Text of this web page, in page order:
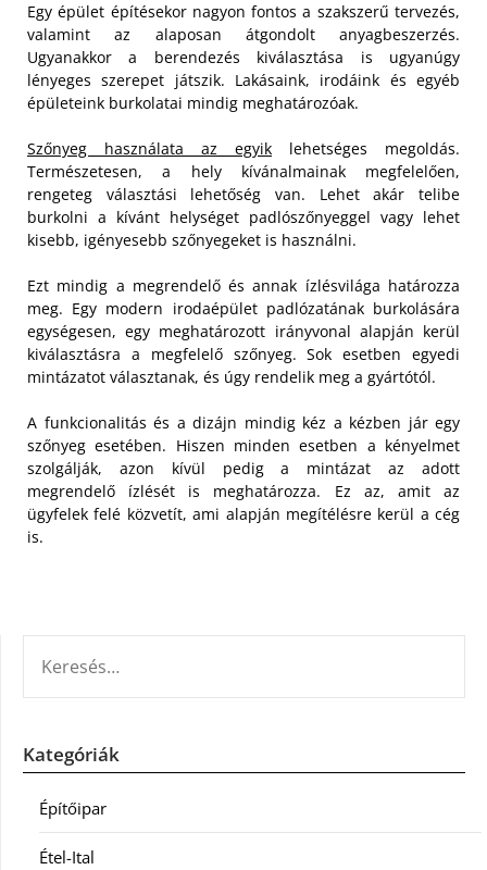
Egy épület építésekor nagyon fontos a szakszerű tervezés,
valamint az alaposan átgondolt anyagbeszerzés.
Ugyanakkor a berendezés kiválasztása is ugyanúgy
lényeges szerepet játszik. Lakásaink, irodáink és egyéb
épületeink burkolatai mindig meghatározóak.
Szőnyeg használata az egyik lehetséges megoldás.
Természetesen, a hely kívánalmainak megfelelően,
rengeteg választási lehetőség van. Lehet akár telibe
burkolni a kívánt helységet padlószőnyeggel vagy lehet
kisebb, igényesebb szőnyegeket is használni.
Ezt mindig a megrendelő és annak ízlésvilága határozza
meg. Egy modern irodaépület padlózatának burkolására
egységesen, egy meghatározott irányvonal alapján kerül
kiválasztásra a megfelelő szőnyeg. Sok esetben egyedi
mintázatot választanak, és úgy rendelik meg a gyártótól.
A funkcionalitás és a dizájn mindig kéz a kézben jár egy
szőnyeg esetében. Hiszen minden esetben a kényelmet
szolgálják, azon kívül pedig a mintázat az adott
megrendelő ízlését is meghatározza. Ez az, amit az
ügyfelek felé közvetít, ami alapján megítélésre kerül a cég
is.
Kategóriák
Építőipar
Étel-Ital